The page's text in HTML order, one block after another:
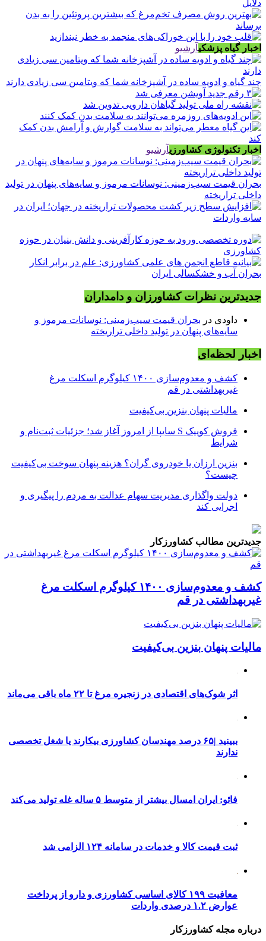
اخبار گیاه پزشکیآرشیو
چند گیاه و ادویه ساده در آشپزخانه شما که ویتامین سی زیادی دارند
اخبار تکنولوژی کشاورزیآرشیو
بحران قیمت سیب‌زمینی: نوسانات مرموز و سایه‌های پنهان در تولید
داخلی تراریخته
جدیدترین نظرات کشاورزان و دامداران
داودی در بحران قیمت سیب‌زمینی: نوسانات مرموز و
سایه‌های پنهان در تولید داخلی تراریخته
اخبار لحظه‌ای
کشف و معدوم‌سازی ۱۴۰۰ کیلوگرم اسکلت مرغ
غیربهداشتی در قم
مالیات پنهان بنزین بی‌کیفیت
فروش کوییک S سایپا از امروز آغاز شد؛ جزئیات ثبت‌نام و
شرایط
بنزین ارزان یا خودروی گران؟ هزینه پنهان سوخت بی‌کیفیت
چیست؟
دولت واگذاری مدیریت سهام عدالت به مردم را پیگیری و
اجرایی کند
جدیدترین مطالب کشاورزکار
کشف و معدوم‌سازی ۱۴۰۰ کیلوگرم اسکلت مرغ
غیربهداشتی در قم
مالیات پنهان بنزین بی‌کیفیت
اثر شوک‌های اقتصادی در زنجیره مرغ تا ۲۲ ماه باقی می‌ماند
ببینید |۶۵ درصد مهندسان کشاورزی بیکارند یا شغل تخصصی
ندارند
فائو: ایران امسال بیشتر از متوسط ۵ ساله غله تولید می‌کند
ثبت قیمت کالا و خدمات در سامانه ۱۲۴ الزامی شد
معافیت ۱۹۹ کالای اساسی کشاورزی و دارو از پرداخت
عوارض ۱.۲ درصدی واردات
درباره مجله کشاورزکار